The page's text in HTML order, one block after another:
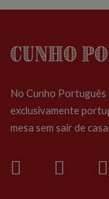
Cunho
No Cunho
exclusivamente
mesa sem sair de